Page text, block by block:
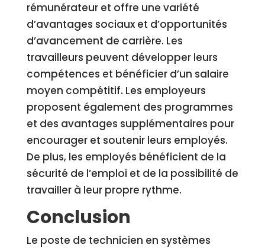
rémunérateur et offre une variété
d’avantages sociaux et d’opportunités
d’avancement de carrière. Les
travailleurs peuvent développer leurs
compétences et bénéficier d’un salaire
moyen compétitif. Les employeurs
proposent également des programmes
et des avantages supplémentaires pour
encourager et soutenir leurs employés.
De plus, les employés bénéficient de la
sécurité de l’emploi et de la possibilité de
travailler à leur propre rythme.
Conclusion
Le poste de technicien en systèmes